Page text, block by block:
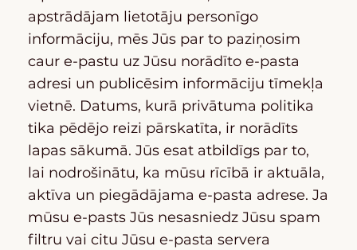
apstrādājam lietotāju personīgo
informāciju, mēs Jūs par to paziņosim
caur e-pastu uz Jūsu norādīto e-pasta
adresi un publicēsim informāciju tīmekļa
vietnē. Datums, kurā privātuma politika
tika pēdējo reizi pārskatīta, ir norādīts
lapas sākumā. Jūs esat atbildīgs par to,
lai nodrošinātu, ka mūsu rīcībā ir aktuāla,
aktīva un piegādājama e-pasta adrese. Ja
mūsu e-pasts Jūs nesasniedz Jūsu spam
filtru vai citu Jūsu e-pasta servera